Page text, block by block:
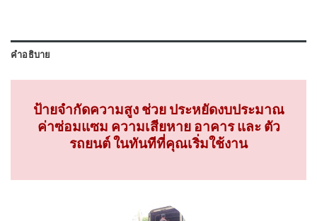
คำอธิบาย
ป้ายจำกัดความสูง ช่วย ประหยัดงบประมาณ
ค่าซ่อมแซม ความเสียหาย อาคาร และ ตัว
รถยนต์ ในทันทีที่คุณเริ่มใช้งาน